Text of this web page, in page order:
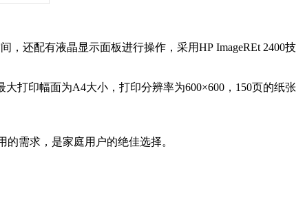
，还配有液晶显示面板进行操作，采用HP ImageREt 2400技
打印幅面为A4大小，打印分辨率为600×600，150页的纸张
需求，是家庭用户的绝佳选择。